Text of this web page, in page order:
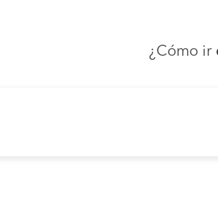
¿Cómo ir